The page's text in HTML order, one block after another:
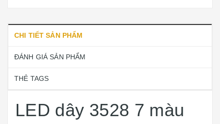
CHI TIẾT SẢN PHẨM
ĐÁNH GIÁ SẢN PHẨM
THẺ TAGS
LED dây 3528 7 màu